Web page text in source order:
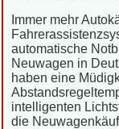
Immer mehr
automatische
Neuwagen in
haben eine
intelligenten
die